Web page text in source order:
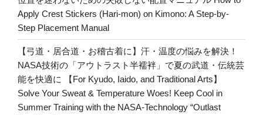
Apply Crest Stickers (Hari-mon) on Kimono: A Step-by-
Step Placement Manual
【弓道・居合道・お稽古着に】汗・温度の悩みを解決！
NASA技術の「アウトラスト半襦袢」で夏の武道・伝統芸
能を快適に 【For Kyudo, Iaido, and Traditional Arts】
Solve Your Sweat & Temperature Woes! Keep Cool in
Summer Training with the NASA-Technology “Outlast